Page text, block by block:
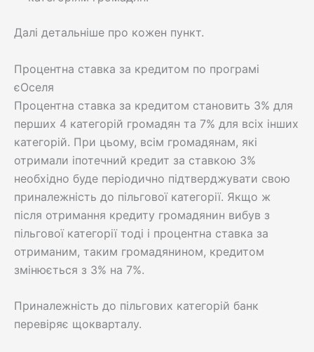
Далі детальніше про кожен пункт.
Процентна ставка за кредитом по програмі
єОселя
Процентна ставка за кредитом становить 3% для
перших 4 категорій громадян та 7% для всіх інших
категорій. При цьому, всім громадянам, які
отримали іпотечний кредит за ставкою 3%
необхідно буде періодично підтверджувати свою
приналежність до пільгової категорії. Якщо ж
після отримання кредиту громадянин вибув з
пільгової категорії тоді і процентна ставка за
отриманим, таким громадянином, кредитом
змінюється з 3% на 7%.
Приналежність до пільгових категорій банк
перевіряє щокварталу.